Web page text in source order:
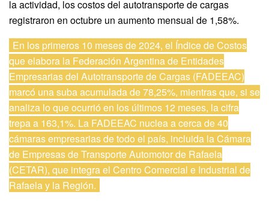
la actividad, los costos del autotransporte de cargas
registraron en octubre un aumento mensual de 1,58%.
En los primeros 10 meses de 2024, el Índice de Costos
que elabora la Federación Argentina de Entidades
Empresarias del Autotransporte de Cargas (FADEEAC)
marcó una suba acumulada de 78,25%, mientras que, si se
analiza lo que ocurrió en los últimos 12 meses, la cifra
trepa a 163,1%. La FADEEAC nuclea a cerca de 40
cámaras empresarias de todo el país, incluida la Cámara
de Empresas de Transporte Automotor de Rafaela
(CETAR), que integra el Centro Comercial e Industrial de
Rafaela y la Región.